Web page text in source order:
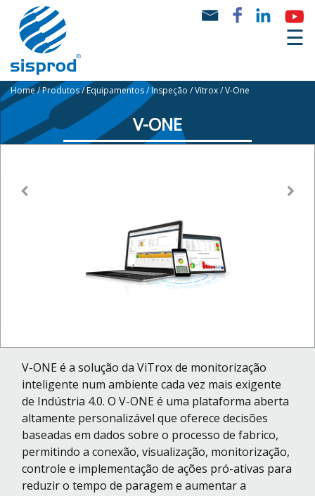
Quem
Galeria
de
Vídeos
Contactos
☰
Home Produtos Equipamentos Inspeção Vitrox V-One
V-ONE
V-ONE é a solução da ViTrox de monitorização
inteligente num ambiente cada vez mais exigente
de Indústria 4.0. O V-ONE é uma plataforma aberta
altamente personalizável que oferece decisões
baseadas em dados sobre o processo de fabrico,
permitindo a conexão, visualização, monitorização,
controle e implementação de ações pró-ativas para
reduzir o tempo de paragem e aumentar a